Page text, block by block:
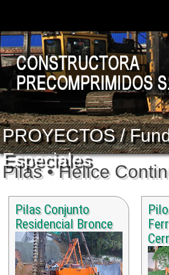
PROYECTOS /
Especiales
Pilas • Hélice
Pilas Conjunto
Residencial Bronce